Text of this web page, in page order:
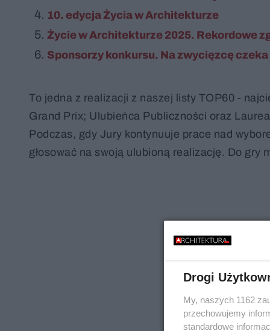
10. edycja Życia w Architekturze
Życie w Architekturze 2025. Rekordowe
Sponsorzy konkursu. Na zwycięzcę czeka
To jedna z realizacji z naszej listy TOP60 -
Grand Prix; Ulubieńca Publiczności oraz
Podczas, gdy Jury kontynuuje prace nad
głosować na swoją ulubioną realizację. Do gry
Drogi
My, naszych 1162
przechowujemy
standardowe